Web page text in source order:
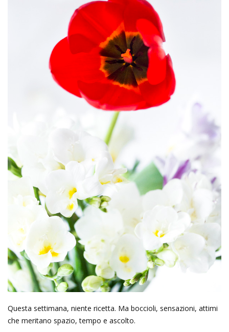
Questa settimana, niente ricetta. Ma boccioli, sensazioni, attimi
che meritano spazio, tempo e ascolto.